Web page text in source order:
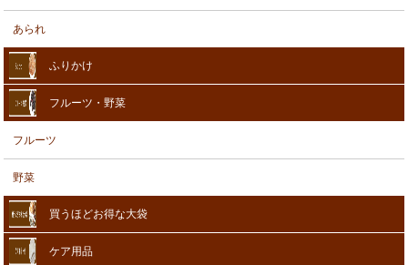
あられ
ふりかけ
フルーツ・野菜
フルーツ
野菜
買うほどお得な大袋
ケア用品